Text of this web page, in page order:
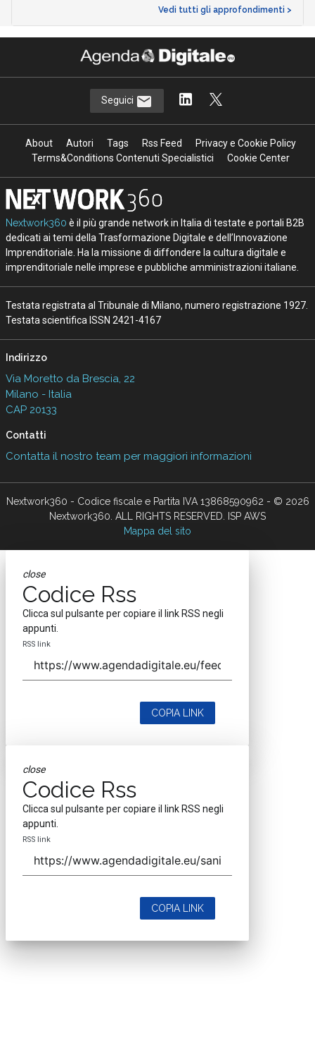
Vedi tutti gli approfondimenti >
Seguici
About Autori Tags Rss Feed
Privacy e Cookie Policy
Terms&Conditions Contenuti Specialistici
Cookie Center
Nextwork360 è il più grande network in Italia di testate e portali B2B
dedicati ai temi della Trasformazione Digitale e dell’Innovazione
Imprenditoriale. Ha la missione di diffondere la cultura digitale e
imprenditoriale nelle imprese e pubbliche amministrazioni italiane.
Testata registrata al Tribunale di Milano, numero registrazione 1927.
Testata scientifica ISSN 2421-4167
Indirizzo
Via Moretto da Brescia, 22
Milano - Italia
CAP 20133
Contatti
Contatta il nostro team per maggiori informazioni
Nextwork360 - Codice fiscale e Partita IVA 13868590962 - © 2026
Nextwork360. ALL RIGHTS RESERVED. ISP AWS
Mappa del sito
close
Codice Rss
Clicca sul pulsante per copiare il link RSS negli
appunti.
RSS link
COPIA LINK
close
Codice Rss
Clicca sul pulsante per copiare il link RSS negli
appunti.
RSS link
COPIA LINK